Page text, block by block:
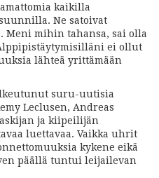
kaikilla
Ne satoivat
Meni mihin tahansa, sai olla
ei ollut
lähteä yrittämään
suru-uutisia
Leclusen, Andreas
ja kiipeilijän
luettavaa. Vaikka uhrit
kykene eikä
päällä tuntui leijailevan